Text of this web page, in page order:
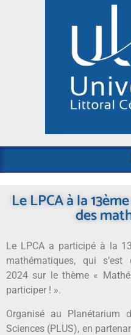
Le LPCA à la
des
Le LPCA a participé à la
mathématiques, qui
2024 sur le thème «
participer ! ».
Organisé au Planétarium
Sciences (PLUS), en